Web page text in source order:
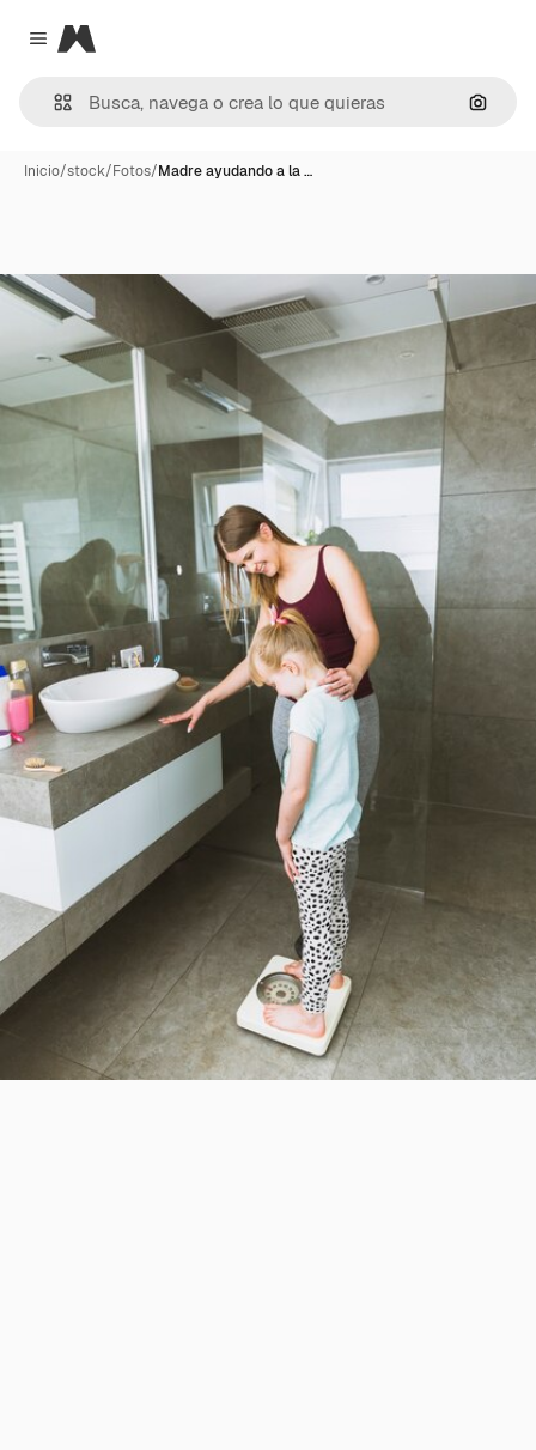
Close menu
Magnific
Inicio/stock/Fotos/Madre ayudando a la …